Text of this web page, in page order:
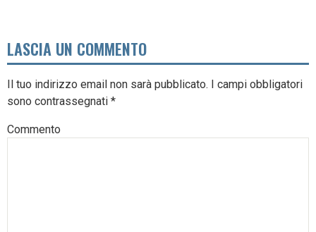
LASCIA UN COMMENTO
Il tuo indirizzo email non sarà pubblicato. I campi obbligatori
sono contrassegnati *
Commento